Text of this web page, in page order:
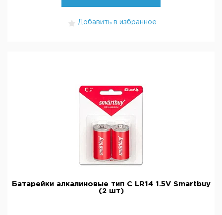
Добавить в избранное
Батарейки алкалиновые тип C LR14 1.5V Smartbuy
(2 шт)